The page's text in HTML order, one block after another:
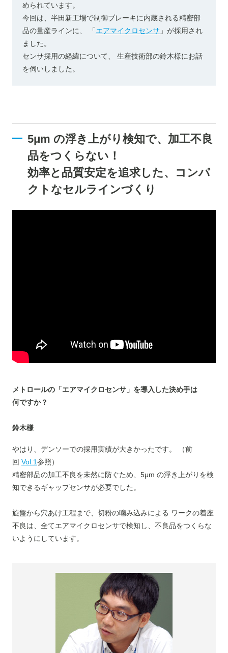
められています。
今回は、半田新工場で制御ブレーキに内蔵される精密部
品の量産ラインに、 「エアマイクロセンサ」が採用され
ました。
センサ採用の経緯について、 生産技術部の鈴木様にお話
を伺いしました。
5μm の浮き上がり検知で、加工不良
品をつくらない！
効率と品質安定を追求した、コンパ
クトなセルラインづくり
メトロールの「エアマイクロセンサ」を導入した決め手は
何ですか？
鈴木様
やはり、デンソーでの採用実績が大きかったです。 （前
回 Vol.1参照）
精密部品の加工不良を未然に防ぐため、5μm の浮き上がりを検
知できるギャップセンサが必要でした。
旋盤から穴あけ工程まで、切粉の噛み込みによる ワークの着座
不良は、全てエアマイクロセンサで検知し、不良品をつくらな
いようにしています。